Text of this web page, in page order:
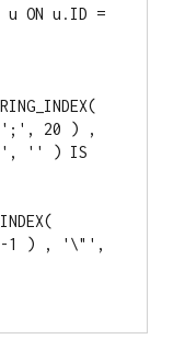
u ON u.ID =
';', 20 ) ,
'' ) IS
1 ) , '\"',